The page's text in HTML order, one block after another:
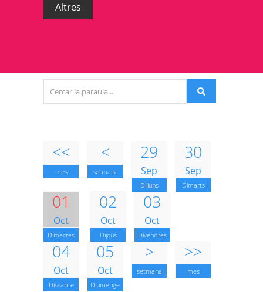
Altres
<<
mes
<
setmana
29
Sep
Dilluns
30
Sep
Dimarts
01
Oct
Dimecres
02
Oct
Dijous
03
Oct
Divendres
04
Oct
Dissabte
05
Oct
Diumenge
>
setmana
>>
mes